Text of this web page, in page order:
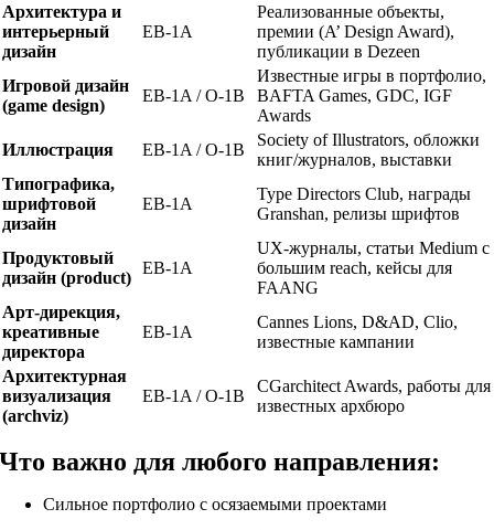
Архитектура и
интерьерный
дизайн
EB-1A
Реализованные объекты,
премии (A’ Design Award),
публикации в Dezeen
Игровой дизайн
(game design)
EB-1A / O-1B
Известные игры в портфолио,
BAFTA Games, GDC, IGF
Awards
Иллюстрация
EB-1A / O-1B
Society of Illustrators, обложки
книг/журналов, выставки
Типографика,
шрифтовой
дизайн
EB-1A
Type Directors Club, награды
Granshan, релизы шрифтов
Продуктовый
дизайн (product)
EB-1A
UX-журналы, статьи Medium с
большим reach, кейсы для
FAANG
Арт-дирекция,
креативные
директора
EB-1A
Cannes Lions, D&AD, Clio,
известные кампании
Архитектурная
визуализация
(archviz)
EB-1A / O-1B
CGarchitect Awards, работы для
известных архбюро
Что важно для любого направления:
Сильное портфолио с осязаемыми проектами